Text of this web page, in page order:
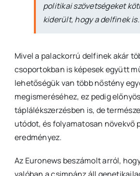
politikai szövetségeket
kiderült, hogy a delfinek is.
Mivel a palackorrú delfinek akár
csoportokban is képesek együtt
lehetőségük van több nőstény
megismeréséhez, ez pedig
táplálékszerzésben is, de
utódot, és folyamatosan növekvő
eredményez.
Az Euronews beszámolt arról,